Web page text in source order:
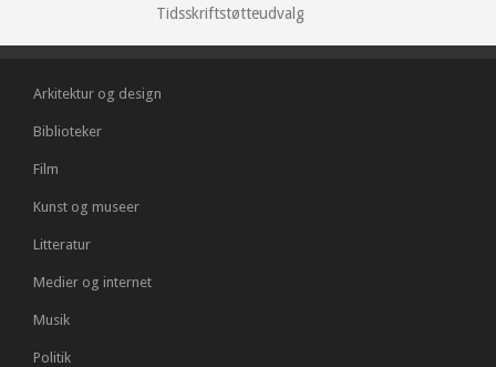
Tidsskriftstøtteudvalg
Arkitektur og design
Biblioteker
Film
Kunst og museer
Litteratur
Medier og internet
Musik
Politik